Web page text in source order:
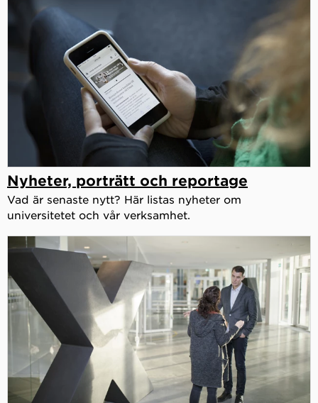
Nyheter, porträtt och reportage
Vad är senaste nytt? Här listas nyheter om
universitetet och vår verksamhet.